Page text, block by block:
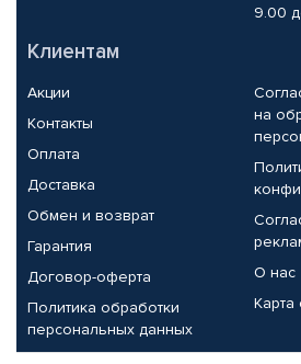
9.00
Клиентам
Акции
Контакты
Оплата
Доставка
Обмен и возврат
Гарантия
Договор-оферта
Политика обработки
персональных данных
на
О нас
Карта